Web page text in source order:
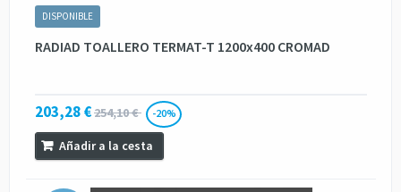
DISPONIBLE
RADIAD TOALLERO TERMAT-T 1200x400 CROMAD
203,28 €254,10 € -20%
Añadir a la cesta